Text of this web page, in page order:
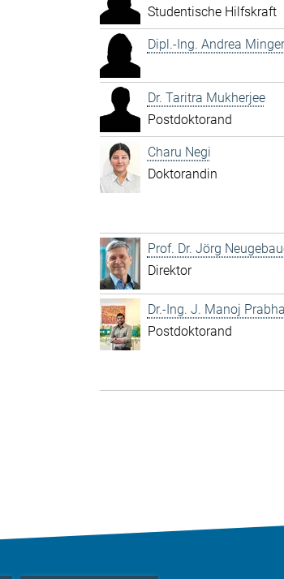
Studentische Hilfskraft
Dipl.-Ing. Andrea
Dr. Taritra Mukherjee
Postdoktorand
Charu Negi
Doktorandin
Prof. Dr. Jörg
Direktor
Dr.-Ing. J. Manoj
Postdoktorand